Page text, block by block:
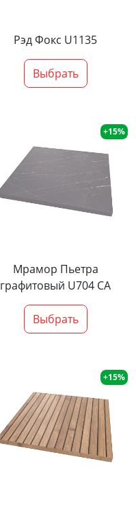
Рэд Фокс U1135
Выбрать
+15%
Мрамор Пьетра
графитовый U704 CA
Выбрать
+15%